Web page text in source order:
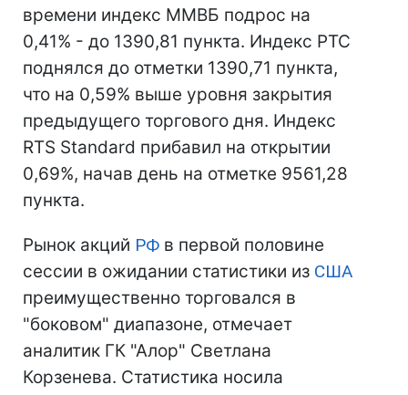
времени индекс ММВБ подрос на
0,41% - до 1390,81 пункта. Индекс РТС
поднялся до отметки 1390,71 пункта,
что на 0,59% выше уровня закрытия
предыдущего торгового дня. Индекс
RTS Standard прибавил на открытии
0,69%, начав день на отметке 9561,28
пункта.
Рынок акций РФ в первой половине
сессии в ожидании статистики из США
преимущественно торговался в
"боковом" диапазоне, отмечает
аналитик ГК "Алор" Светлана
Корзенева. Статистика носила